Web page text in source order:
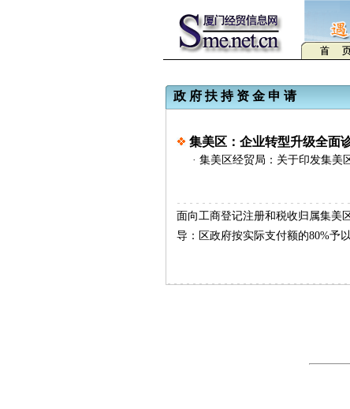
政 府 扶 持 资 金 申 请
集美区：企业转型升级全面
· 集美区经贸局：关于印发集美
面向工商登记注册和税收归属集美
导：区政府按实际支付额的80%予